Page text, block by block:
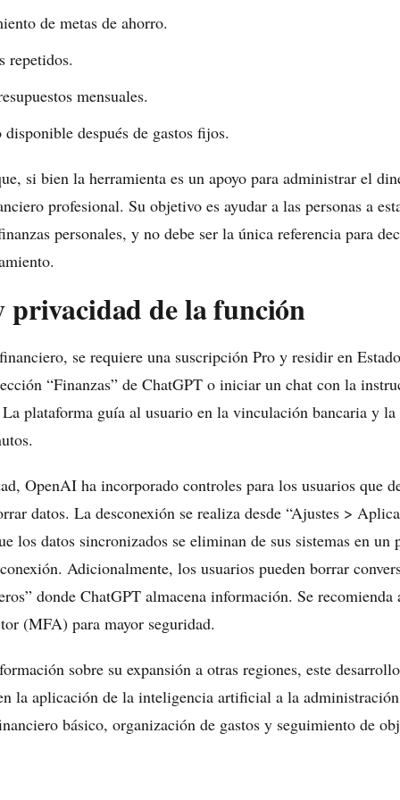
de metas de ahorro.
repetidos.
mensuales.
después de gastos fijos.
si bien la herramienta es un apoyo para administrar el
profesional. Su objetivo es ayudar a las personas a
personales, y no debe ser la única referencia para
privacidad de la función
se requiere una suscripción Pro y residir en
“Finanzas” de ChatGPT o iniciar un chat con la
La plataforma guía al usuario en la vinculación bancaria y
OpenAI ha incorporado controles para los usuarios que
datos. La desconexión se realiza desde “Ajustes >
los datos sincronizados se eliminan de sus sistemas en
Adicionalmente, los usuarios pueden borrar
donde ChatGPT almacena información. Se recomienda
(MFA) para mayor seguridad.
sobre su expansión a otras regiones, este
la aplicación de la inteligencia artificial a la
básico, organización de gastos y seguimiento de